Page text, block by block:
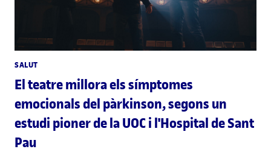
SALUT
El teatre millora els símptomes
emocionals del pàrkinson, segons un
estudi pioner de la UOC i l'Hospital de Sant
Pau